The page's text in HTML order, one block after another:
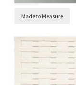
Made to Measure